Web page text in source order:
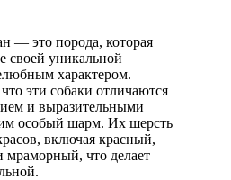
— это порода, которая
своей уникальной
характером.
эти собаки отличаются
и выразительными
особый шарм. Их шерсть
включая красный,
что делает